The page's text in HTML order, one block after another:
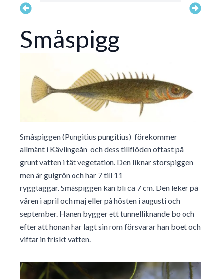
Småspigg
Småspiggen (Pungitius pungitius) förekommer
allmänt i Kävlingeån och dess tillflöden oftast på
grunt vatten i tät vegetation. Den liknar storspiggen
men är gulgrön och har 7 till 11
ryggtaggar. Småspiggen kan bli ca 7 cm. Den leker på
våren i april och maj eller på hösten i augusti och
september. Hanen bygger ett tunnelliknande bo och
efter att honan har lagt sin rom försvarar han boet och
viftar in friskt vatten.